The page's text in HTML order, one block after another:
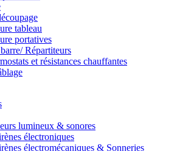
tableau
portatives
Répartiteurs
et résistances chauffantes
lumineux & sonores
électroniques
électromécaniques & Sonneries